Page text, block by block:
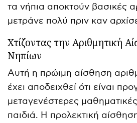
τα νήπια αποκτούν βασικές
μετράνε πολύ πριν καν
Χτίζοντας την Αριθμητική
Νηπίων
Αυτή η πρώιμη αίσθηση
έχει αποδειχθεί ότι είναι
μεταγενέστερες
παιδιά. Η προλεκτική